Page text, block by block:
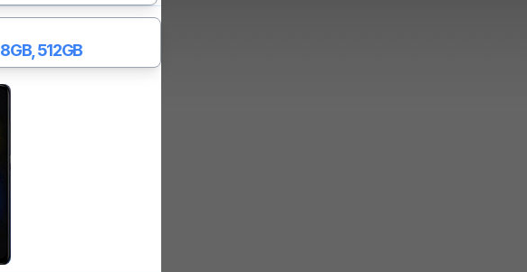
8GB, 512GB